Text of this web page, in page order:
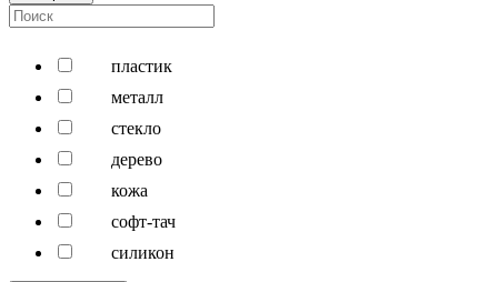
пластик
металл
стекло
дерево
кожа
софт-тач
силикон